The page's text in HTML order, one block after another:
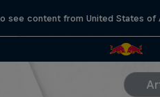
see content from United States of